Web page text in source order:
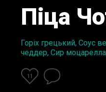
Піца
Горіх грецький, Соус
чеддер, Сир
11